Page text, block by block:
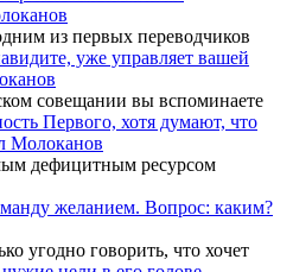
из первых переводчиков
уже управляет вашей
совещании вы вспоминаете
Первого, хотя думают, что
Молоканов
дефицитным ресурсом
желанием. Вопрос: каким?
угодно говорить, что хочет